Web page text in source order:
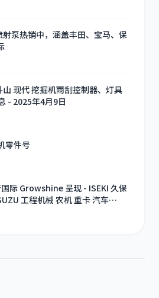
泵热销中，涵盖丰田、宝马、保
现代 挖掘机雨刮控制器、灯具
- 2025年4月9日
零件号
际 Growshine 呈现 - ISEKI 久保
工程机械 农机 重卡 汽车
海量现货供应